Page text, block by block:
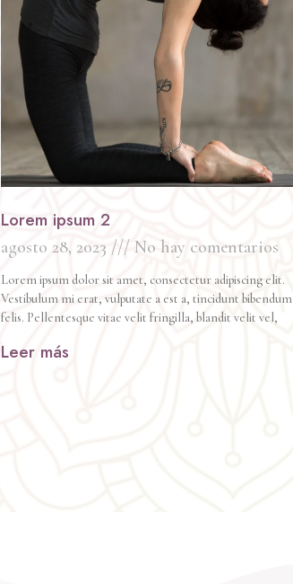
Lorem ipsum 2
agosto 28, 2023 No hay comentarios
Lorem ipsum dolor sit amet, consectetur adipiscing elit.
Vestibulum mi erat, vulputate a est a, tincidunt bibendum
felis. Pellentesque vitae velit fringilla, blandit velit vel,
Leer más